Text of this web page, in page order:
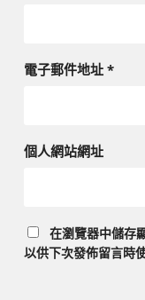
電子郵件地址 *
個人網站網址
在瀏覽器中儲存
以供下次發佈留言時